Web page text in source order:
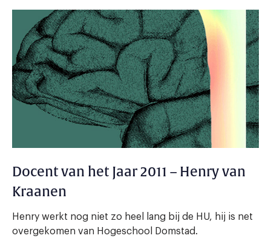
Docent van het Jaar 2011 – Henry van
Kraanen
Henry werkt nog niet zo heel lang bij de HU, hij is net
overgekomen van Hogeschool Domstad.